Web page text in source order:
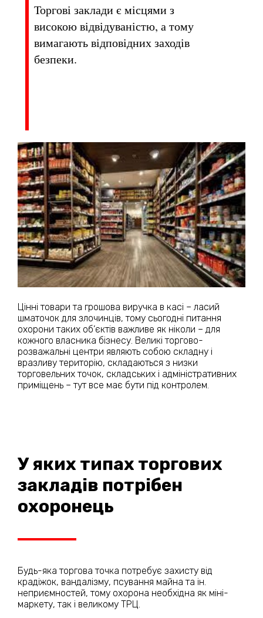
Торгові заклади є місцями з
високою відвідуваністю, а тому
вимагають відповідних заходів
безпеки.
Цінні товари та грошова виручка в касі – ласий
шматочок для злочинців, тому сьогодні питання
охорони таких об’єктів важливе як ніколи – для
кожного власника бізнесу. Великі торгово-
розважальні центри являють собою складну і
вразливу територію, складаються з низки
торговельних точок, складських і адміністративних
приміщень – тут все має бути під контролем.
У яких типах торгових
закладів потрібен
охоронець
Будь-яка торгова точка потребує захисту від
крадіжок, вандалізму, псування майна та ін.
неприємностей, тому охорона необхідна як міні-
маркету, так і великому ТРЦ.